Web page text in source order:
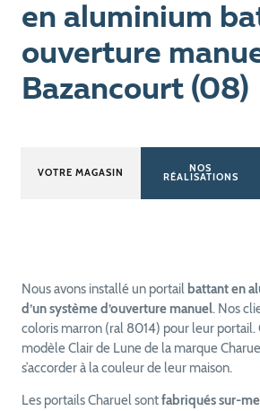
en aluminium
ouverture
Bazancourt (08)
VOTRE MAGASIN NOS
RÉALISATIONS
Nous avons installé un portail battant en
d’un système d’ouverture manuel. Nos
coloris marron (ral 8014) pour leur portail.
modèle Clair de Lune de la marque
s’accorder à la couleur de leur maison.
Les portails Charuel sontfabriqués sur-